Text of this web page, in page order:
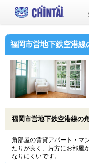
福岡市営地下鉄空港
福岡市営地下鉄空港線の
角部屋の賃貸アパート・マ
たりが良く、片方にお部屋
なりにくいです。